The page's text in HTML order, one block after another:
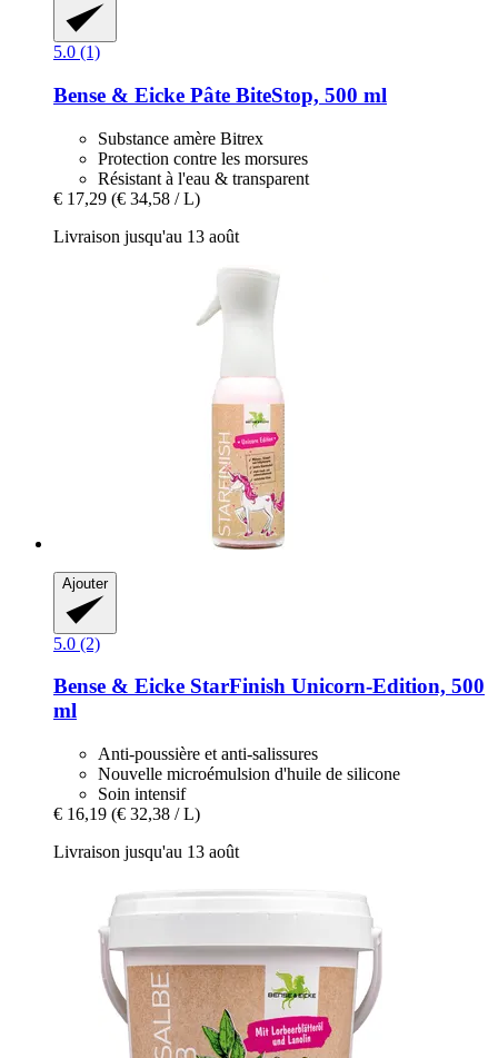
5.0 (1)
Bense & Eicke Pâte BiteStop, 500 ml
Substance amère Bitrex
Protection contre les morsures
Résistant à l'eau & transparent
€ 17,29 (€ 34,58 / L)
Livraison jusqu'au 13 août
Ajouter
5.0 (2)
Bense & Eicke StarFinish Unicorn-​Edition, 500
ml
Anti-poussière et anti-salissures
Nouvelle microémulsion d'huile de silicone
Soin intensif
€ 16,19 (€ 32,38 / L)
Livraison jusqu'au 13 août